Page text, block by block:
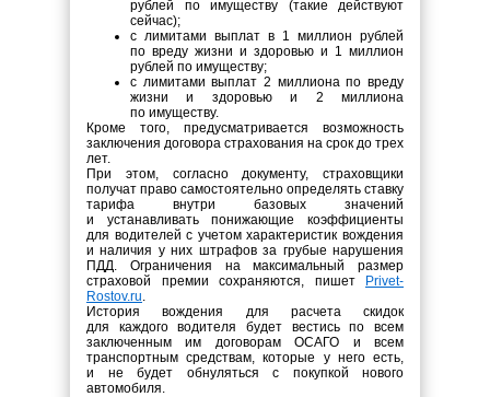
рублей по имуществу (такие действуют
сейчас);
с лимитами выплат в 1 миллион рублей
по вреду жизни и здоровью и 1 миллион
рублей по имуществу;
с лимитами выплат 2 миллиона по вреду
жизни и здоровью и 2 миллиона
по имуществу.
Кроме того, предусматривается возможность
заключения договора страхования на срок до трех
лет.
При этом, согласно документу, страховщики
получат право самостоятельно определять ставку
тарифа внутри базовых значений
и устанавливать понижающие коэффициенты
для водителей с учетом характеристик вождения
и наличия у них штрафов за грубые нарушения
ПДД. Ограничения на максимальный размер
страховой премии сохраняются, пишет
Privet-
Rostov.ru.
История вождения для расчета скидок
для каждого водителя будет вестись по всем
заключенным им договорам ОСАГО и всем
транспортным средствам, которые у него есть,
и не будет обнуляться с покупкой нового
автомобиля.